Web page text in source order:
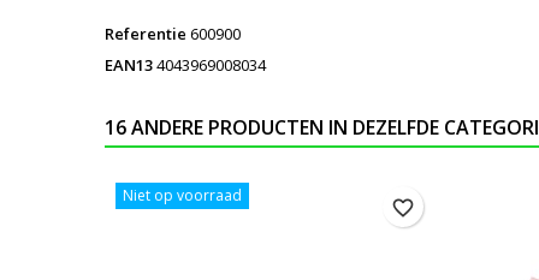
Referentie 600900
EAN134043969008034
16 ANDERE PRODUCTEN IN DEZELFDE
Niet op voorraad
favorite_border